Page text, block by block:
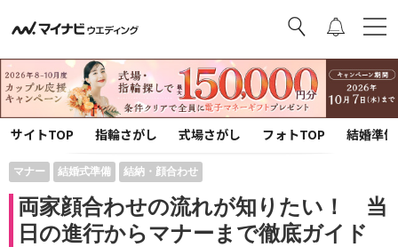
サイトTOP 指輪さがし 式場さがし フォトTOP 結婚準
マナー 結婚式準備 結納・顔合わせ
両家顔合わせの流れが知りたい！ 当
日の進行からマナーまで徹底ガイド